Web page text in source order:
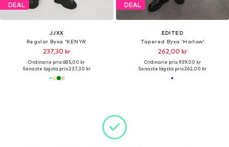
DEAL
JJXX
Regular Byxa 'KENYA'
237,30 kr
Ordinarie pris: 685,00 kr
Senaste lägsta pris:237,30 kr
DEAL
EDITED
Tapered Byxa 'Harlow'
262,00 kr
Ordinarie pris: 939,00 kr
Senaste lägsta pris:262,00 kr